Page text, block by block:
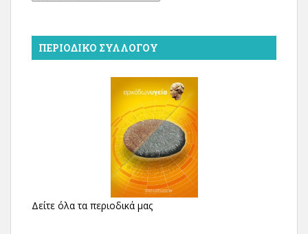
ΠΕΡΙΟΔΙΚΌ ΣΥΛΛΌΓΟΥ
Δείτε όλα τα περιοδικά μας